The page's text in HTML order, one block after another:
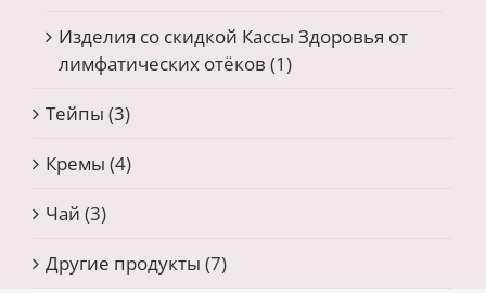
Изделия со скидкой Кассы Здоровья от
лимфатических отёков (1)
Тейпы (3)
Кремы (4)
Чай (3)
Другие продукты (7)